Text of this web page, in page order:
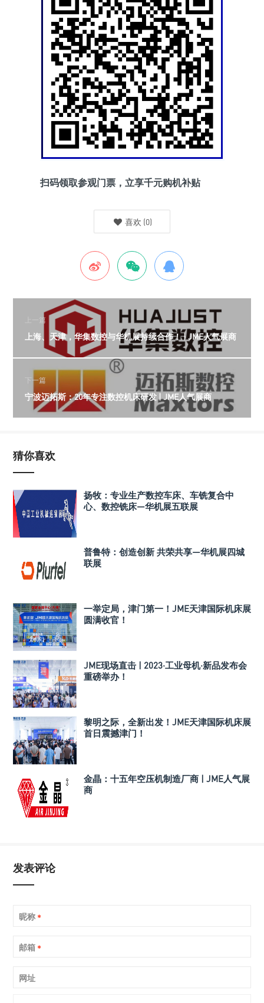
扫码领取参观门票，立享千元购机补贴
喜欢 (0)
上一篇
上海、天津，华集数控与华机展持续合作！ | JME人气展商
下一篇
宁波迈拓斯：20年专注数控机床研发 | JME人气展商
猜你喜欢
扬牧：专业生产数控车床、车铣复合中
心、数控铣床—华机展五联展
普鲁特：创造创新 共荣共享—华机展四城
联展
一举定局，津门第一！JME天津国际机床展
圆满收官！
JME现场直击 | 2023·工业母机·新品发布会
重磅举办！
黎明之际，全新出发！JME天津国际机床展
首日震撼津门！
金晶：十五年空压机制造厂商 | JME人气展
商
发表评论
昵称 *
邮箱 *
网址